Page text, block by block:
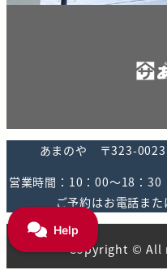
あまのや 〒323-
営業時間：10：00～18：
ご予約はお電話また
Copyright © All